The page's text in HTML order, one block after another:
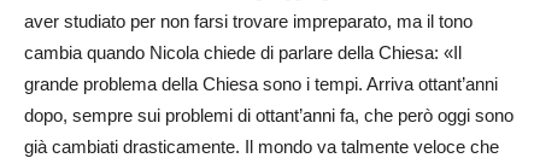
aver studiato per non farsi trovare impreparato, ma il tono
cambia quando Nicola chiede di parlare della Chiesa: «Il
grande problema della Chiesa sono i tempi. Arriva ottant’anni
dopo, sempre sui problemi di ottant’anni fa, che però oggi sono
già cambiati drasticamente. Il mondo va talmente veloce che